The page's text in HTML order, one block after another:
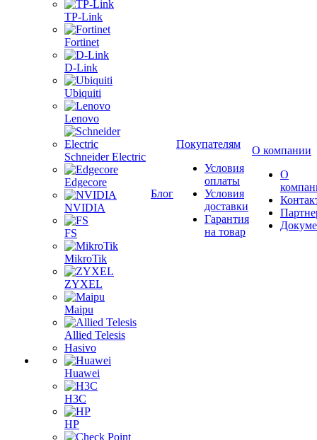
TP-Link
Fortinet
D-Link
Ubiquiti
Lenovo
Schneider Electric
Edgecore
NVIDIA
FS
MikroTik
ZYXEL
Maipu
Allied Telesis
Hasivo
Huawei
H3C
HP
Блог
Покупателям
Условия
оплаты
Условия
доставки
Гарантия
на товар
О компании
О